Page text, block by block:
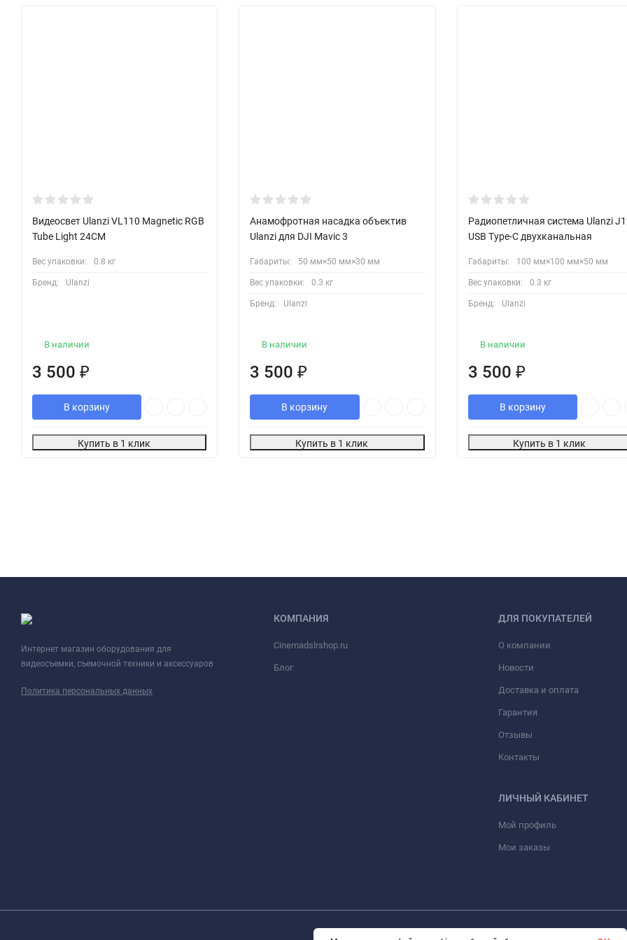
Видеосвет Ulanzi VL110 Magnetic RGB
Tube Light 24CM
Вес упаковки: 0.8 кг
Бренд: Ulanzi
В наличии
3 500 ₽
В корзину
Купить в 1 клик
Анамофротная насадка объектив
Ulanzi для DJI Mavic 3
Габариты: 50 мм×50 мм×30 мм
Вес упаковки: 0.3 кг
Бренд: Ulanzi
В наличии
3 500₽
В корзину
Купить в 1 клик
Радиопетличная система Ulanzi
USB Type-C двухканальная
Габариты: 100 мм×100 мм×50 мм
Вес упаковки: 0.3 кг
Бренд: Ulanzi
В наличии
3 500 ₽
В корзину
Купить в 1 клик
Интернет магазин оборудования для
видеосъемки, съемочной техники и аксессуаров
Политика персональных данных
КОМПАНИЯ
Cinemadslrshop.ru
Блог
ДЛЯ ПОКУПАТЕЛЕЙ
О компании
Новости
Доставка и оплата
Гарантия
Отзывы
Контакты
ЛИЧНЫЙ КАБИНЕТ
Мой профиль
Мои заказы
©2013- 2026 Cinemadslrshop.ru. Все права защищены